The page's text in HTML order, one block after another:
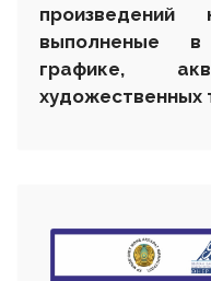
произведений
выполненые в
графике,
художественных